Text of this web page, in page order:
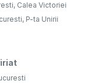
Calea Victoriei
P-ta Unirii